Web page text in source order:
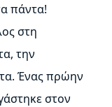
πάντα!
στη
την
Ένας πρώην
στον